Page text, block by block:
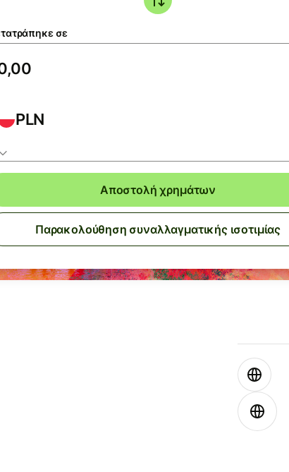
σε
PLN
Αποστολή χρημάτων
Παρακολούθηση συναλλαγματικής ισοτιμίας